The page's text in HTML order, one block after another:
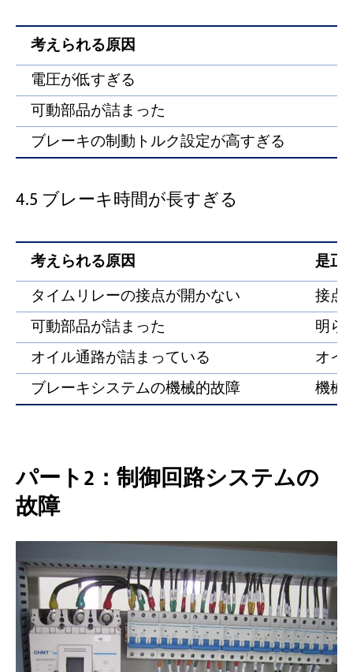
考えられる原因
電圧が低すぎる
可動部品が詰まった
ブレーキの制動トルク設定が高すぎる
4.5 ブレーキ時間が長すぎる
考えられる原因
是正
タイムリレーの接点が開かない
接点
可動部品が詰まった
明ら
オイル通路が詰まっている
オイ
ブレーキシステムの機械的故障
機械
パート2：制御回路システムの
故障